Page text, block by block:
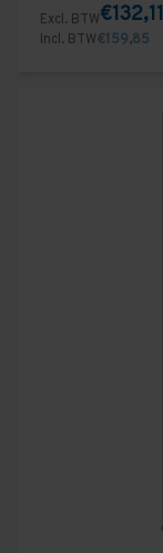
Excl. BTW€132,11
Incl. BTW€159,85